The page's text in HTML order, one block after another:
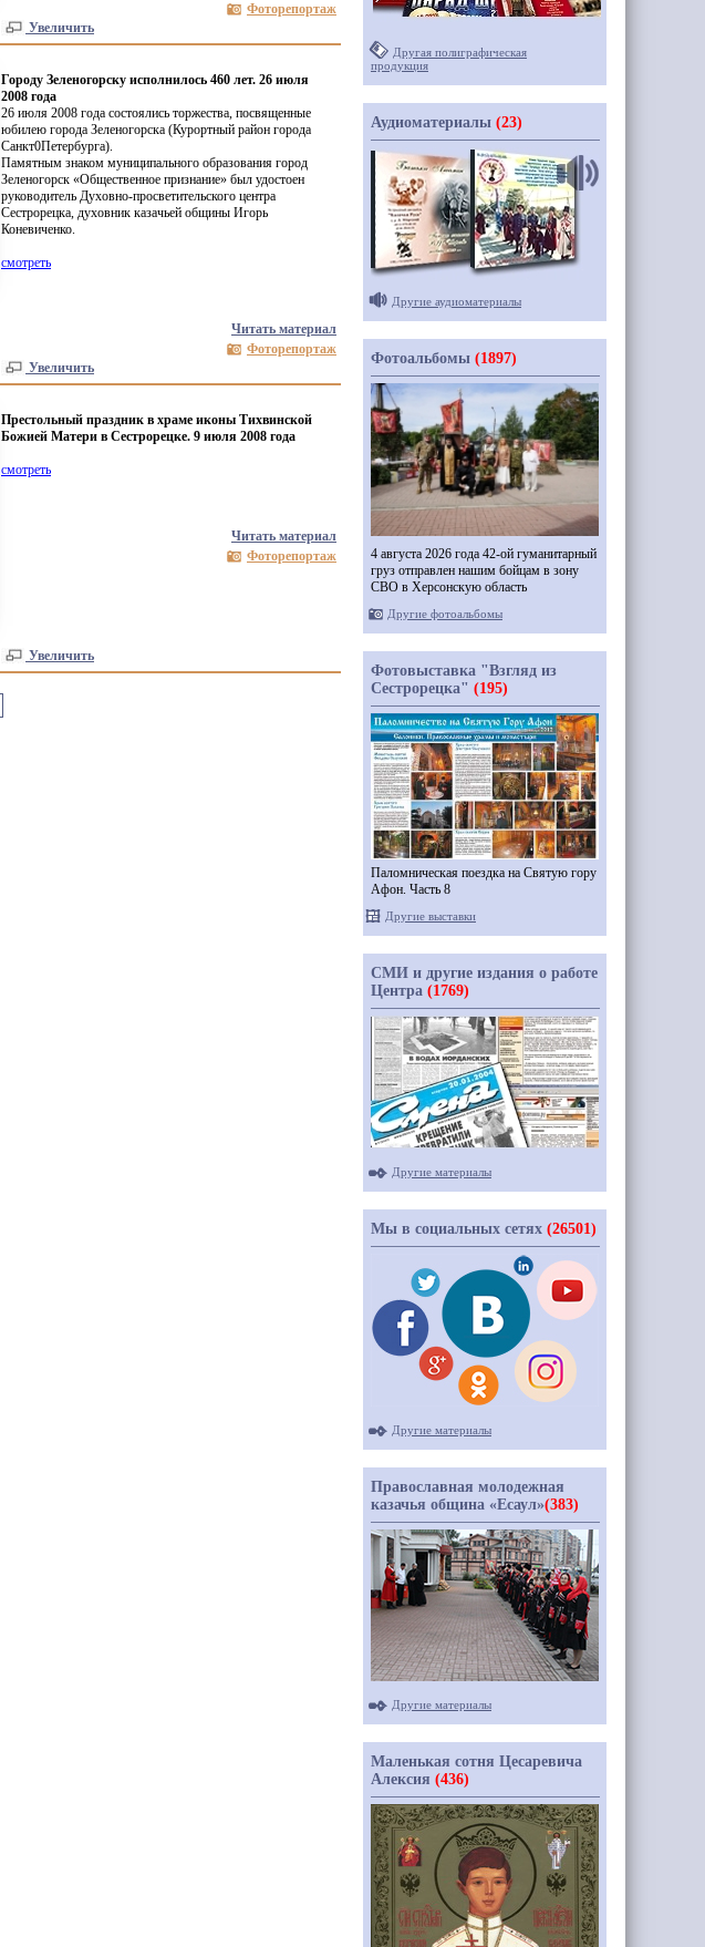
Фоторепортаж
Увеличить
Городу Зеленогорску исполнилось 460 лет. 26 июля
2008 года
26 июля 2008 года состоялись торжества, посвященные
юбилею города Зеленогорска (Курортный район города
Санкт0Петербурга).
Памятным знаком муниципального образования город
Зеленогорск «Общественное признание» был удостоен
руководитель Духовно-просветительского центра
Сестрорецка, духовник казачьей общины Игорь
Коневиченко.
смотреть
Читать материал
Фоторепортаж
Увеличить
Престольный праздник в храме иконы Тихвинской
Божией Матери в Сестрорецке. 9 июля 2008 года
смотреть
Читать материал
Фоторепортаж
Увеличить
Другая полиграфическая
продукция
Аудиоматериалы (23)
Другие аудиоматериалы
Фотоальбомы (1897)
4 августа 2026 года 42-ой гуманитарный
груз отправлен нашим бойцам в зону
СВО в Херсонскую область
Другие фотоальбомы
Фотовыставка "Взгляд из
Сестрорецка" (195)
Паломническая поездка на Святую гору
Афон. Часть 8
Другие выставки
СМИ и другие издания о работе
Центра (1769)
Другие материалы
Мы в социальных сетях (26501)
Другие материалы
Православная молодежная
казачья община «Есаул»(383)
Другие материалы
Маленькая сотня Цесаревича
Алексия (436)